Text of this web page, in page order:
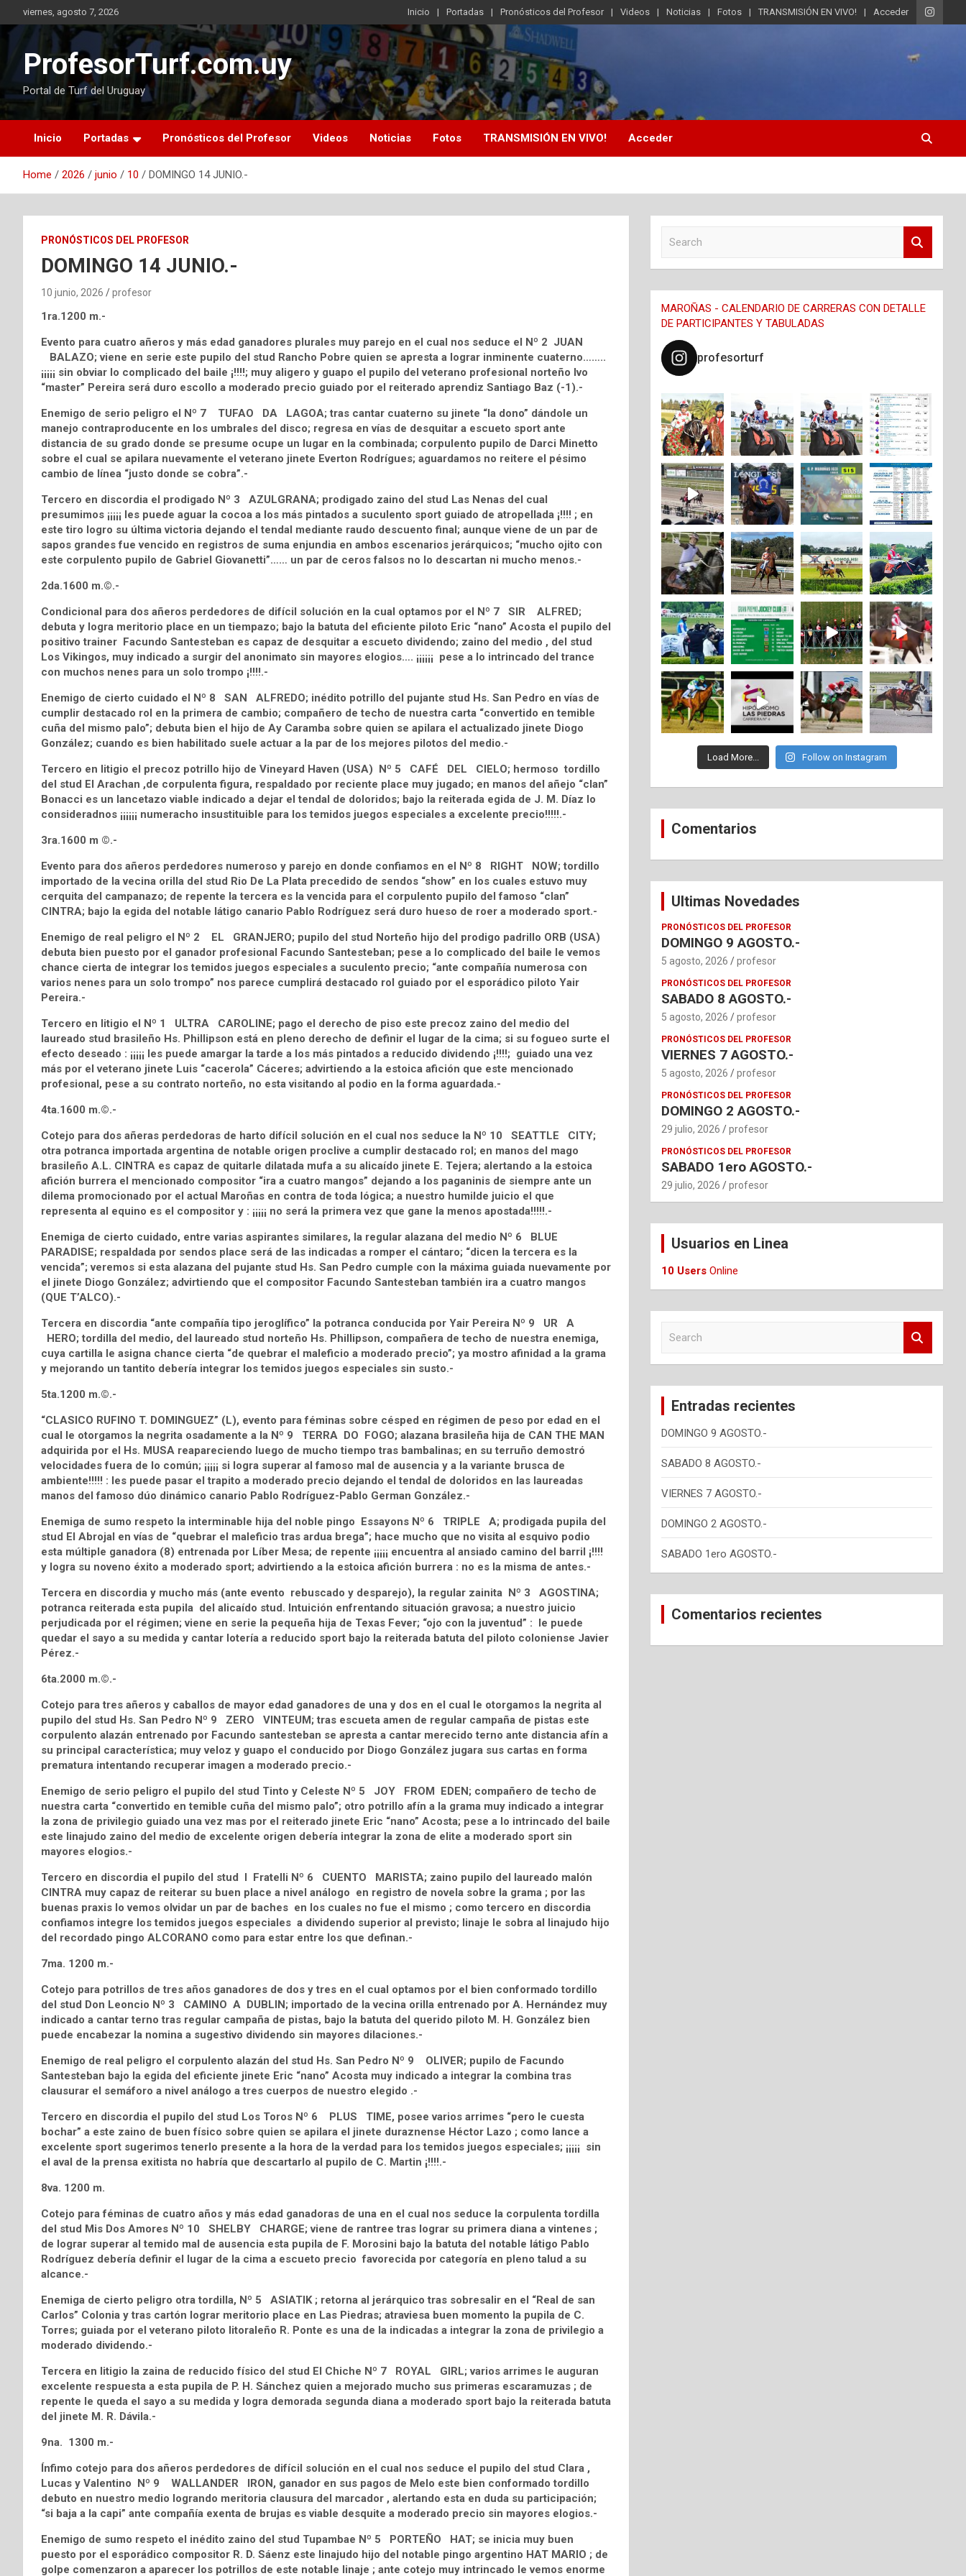
to
content
viernes, agosto 7, 2026 Inicio Portadas Pronósticos del Profesor Videos Noticias Fotos TRANSMISIÓN EN VIVO! Acceder
ProfesorTurf.com.uy
Portal de Turf del Uruguay
Inicio Portadas Pronósticos del Profesor Videos Noticias Fotos TRANSMISIÓN EN VIVO! Acceder
Home 2026 junio 10 DOMINGO 14 JUNIO.-
PRONÓSTICOS DEL PROFESOR
DOMINGO 14 JUNIO.-
10 junio, 2026 profesor
1ra.1200 m.-
Evento para cuatro añeros y más edad ganadores plurales muy parejo en el cual nos seduce el Nº 2 JUAN
BALAZO; viene en serie este pupilo del stud Rancho Pobre quien se apresta a lograr inminente cuaterno……..
¡¡¡¡¡ sin obviar lo complicado del baile ¡!!!!; muy aligero y guapo el pupilo del veterano profesional norteño Ivo
“master” Pereira será duro escollo a moderado precio guiado por el reiterado aprendiz Santiago Baz (-1).-
Enemigo de serio peligro el Nº 7 TUFAO DA LAGOA; tras cantar cuaterno su jinete “la dono” dándole un
manejo contraproducente en los umbrales del disco; regresa en vías de desquitar a escueto sport ante
distancia de su grado donde se presume ocupe un lugar en la combinada; corpulento pupilo de Darci Minetto
sobre el cual se apilara nuevamente el veterano jinete Everton Rodrígues; aguardamos no reitere el pésimo
cambio de línea “justo donde se cobra”.-
Tercero en discordia el prodigado Nº 3 AZULGRANA; prodigado zaino del stud Las Nenas del cual
presumimos ¡¡¡¡¡ les puede aguar la cocoa a los más pintados a suculento sport guiado de atropellada ¡!!!! ; en
este tiro logro su última victoria dejando el tendal mediante raudo descuento final; aunque viene de un par de
sapos grandes fue vencido en registros de suma enjundia en ambos escenarios jerárquicos; “mucho ojito con
este corpulento pupilo de Gabriel Giovanetti”…… un par de ceros falsos no lo descartan ni mucho menos.-
2da.1600 m.©.-
Condicional para dos añeros perdedores de difícil solución en la cual optamos por el Nº 7 SIR ALFRED;
debuta y logra meritorio place en un tiempazo; bajo la batuta del eficiente piloto Eric “nano” Acosta el pupilo del
positivo trainer Facundo Santesteban es capaz de desquitar a escueto dividendo; zaino del medio , del stud
Los Vikingos, muy indicado a surgir del anonimato sin mayores elogios…. ¡¡¡¡¡¡ pese a lo intrincado del trance
con muchos nenes para un solo trompo ¡!!!!.-
Enemigo de cierto cuidado el Nº 8 SAN ALFREDO; inédito potrillo del pujante stud Hs. San Pedro en vías de
cumplir destacado rol en la primera de cambio; compañero de techo de nuestra carta “convertido en temible
cuña del mismo palo”; debuta bien el hijo de Ay Caramba sobre quien se apilara el actualizado jinete Diogo
González; cuando es bien habilitado suele actuar a la par de los mejores pilotos del medio.-
Tercero en litigio el precoz potrillo hijo de Vineyard Haven (USA) Nº 5 CAFÉ DEL CIELO; hermoso tordillo
del stud El Arachan ,de corpulenta figura, respaldado por reciente place muy jugado; en manos del añejo “clan”
Bonacci es un lancetazo viable indicado a dejar el tendal de doloridos; bajo la reiterada egida de J. M. Díaz lo
consideradnos ¡¡¡¡¡¡ numeracho insustituible para los temidos juegos especiales a excelente precio!!!!!.-
3ra.1600 m ©.-
Evento para dos añeros perdedores numeroso y parejo en donde confiamos en el Nº 8 RIGHT NOW; tordillo
importado de la vecina orilla del stud Rio De La Plata precedido de sendos “show” en los cuales estuvo muy
cerquita del campanazo; de repente la tercera es la vencida para el corpulento pupilo del famoso “clan”
CINTRA; bajo la egida del notable látigo canario Pablo Rodríguez será duro hueso de roer a moderado sport.-
Enemigo de real peligro el Nº 2 EL GRANJERO; pupilo del stud Norteño hijo del prodigo padrillo ORB (USA)
debuta bien puesto por el ganador profesional Facundo Santesteban; pese a lo complicado del baile le vemos
chance cierta de integrar los temidos juegos especiales a suculento precio; “ante compañía numerosa con
varios nenes para un solo trompo” nos parece cumplirá destacado rol guiado por el esporádico piloto Yair
Pereira.-
Tercero en litigio el Nº 1 ULTRA CAROLINE; pago el derecho de piso este precoz zaino del medio del
laureado stud brasileño Hs. Phillipson está en pleno derecho de definir el lugar de la cima; si su fogueo surte el
efecto deseado : ¡¡¡¡¡ les puede amargar la tarde a los más pintados a reducido dividendo ¡!!!!; guiado una vez
más por el veterano jinete Luis “cacerola” Cáceres; advirtiendo a la estoica afición que este mencionado
profesional, pese a su contrato norteño, no esta visitando al podio en la forma aguardada.-
4ta.1600 m.©.-
Cotejo para dos añeras perdedoras de harto difícil solución en el cual nos seduce la Nº 10 SEATTLE CITY;
otra potranca importada argentina de notable origen proclive a cumplir destacado rol; en manos del mago
brasileño A.L. CINTRA es capaz de quitarle dilatada mufa a su alicaído jinete E. Tejera; alertando a la estoica
afición burrera el mencionado compositor “ira a cuatro mangos” dejando a los paganinis de siempre ante un
dilema promocionado por el actual Maroñas en contra de toda lógica; a nuestro humilde juicio el que
representa al equino es el compositor y : ¡¡¡¡¡ no será la primera vez que gane la menos apostada!!!!!.-
Enemiga de cierto cuidado, entre varias aspirantes similares, la regular alazana del medio Nº 6 BLUE
PARADISE; respaldada por sendos place será de las indicadas a romper el cántaro; “dicen la tercera es la
vencida”; veremos si esta alazana del pujante stud Hs. San Pedro cumple con la máxima guiada nuevamente por
el jinete Diogo González; advirtiendo que el compositor Facundo Santesteban también ira a cuatro mangos
(QUE T’ALCO).-
Tercera en discordia “ante compañía tipo jeroglífico” la potranca conducida por Yair Pereira Nº 9 UR A
HERO; tordilla del medio, del laureado stud norteño Hs. Phillipson, compañera de techo de nuestra enemiga,
cuya cartilla le asigna chance cierta “de quebrar el maleficio a moderado precio”; ya mostro afinidad a la grama
y mejorando un tantito debería integrar los temidos juegos especiales sin susto.-
5ta.1200 m.©.-
“CLASICO RUFINO T. DOMINGUEZ” (L), evento para féminas sobre césped en régimen de peso por edad en el
cual le otorgamos la negrita osadamente a la Nº 9 TERRA DO FOGO; alazana brasileña hija de CAN THE MAN
adquirida por el Hs. MUSA reapareciendo luego de mucho tiempo tras bambalinas; en su terruño demostró
velocidades fuera de lo común; ¡¡¡¡¡ si logra superar al famoso mal de ausencia y a la variante brusca de
ambiente!!!!! : les puede pasar el trapito a moderado precio dejando el tendal de doloridos en las laureadas
manos del famoso dúo dinámico canario Pablo Rodríguez-Pablo German González.-
Enemiga de sumo respeto la interminable hija del noble pingo Essayons Nº 6 TRIPLE A; prodigada pupila del
stud El Abrojal en vías de “quebrar el maleficio tras ardua brega”; hace mucho que no visita al esquivo podio
esta múltiple ganadora (8) entrenada por Líber Mesa; de repente ¡¡¡¡¡ encuentra al ansiado camino del barril ¡!!!!
y logra su noveno éxito a moderado sport; advirtiendo a la estoica afición burrera : no es la misma de antes.-
Tercera en discordia y mucho más (ante evento rebuscado y desparejo), la regular zainita Nº 3 AGOSTINA;
potranca reiterada esta pupila del alicaído stud. Intuición enfrentando situación gravosa; a nuestro juicio
perjudicada por el régimen; viene en serie la pequeña hija de Texas Fever; “ojo con la juventud” : le puede
quedar el sayo a su medida y cantar lotería a reducido sport bajo la reiterada batuta del piloto coloniense Javier
Pérez.-
6ta.2000 m.©.-
Cotejo para tres añeros y caballos de mayor edad ganadores de una y dos en el cual le otorgamos la negrita al
pupilo del stud Hs. San Pedro Nº 9 ZERO VINTEUM; tras escueta amen de regular campaña de pistas este
corpulento alazán entrenado por Facundo santesteban se apresta a cantar merecido terno ante distancia afín a
su principal característica; muy veloz y guapo el conducido por Diogo González jugara sus cartas en forma
prematura intentando recuperar imagen a moderado precio.-
Enemigo de serio peligro el pupilo del stud Tinto y Celeste Nº 5 JOY FROM EDEN; compañero de techo de
nuestra carta “convertido en temible cuña del mismo palo”; otro potrillo afín a la grama muy indicado a integrar
la zona de privilegio guiado una vez mas por el reiterado jinete Eric “nano” Acosta; pese a lo intrincado del baile
este linajudo zaino del medio de excelente origen debería integrar la zona de elite a moderado sport sin
mayores elogios.-
Tercero en discordia el pupilo del stud l Fratelli Nº 6 CUENTO MARISTA; zaino pupilo del laureado malón
CINTRA muy capaz de reiterar su buen place a nivel análogo en registro de novela sobre la grama ; por las
buenas praxis lo vemos olvidar un par de baches en los cuales no fue el mismo ; como tercero en discordia
confiamos integre los temidos juegos especiales a dividendo superior al previsto; linaje le sobra al linajudo hijo
del recordado pingo ALCORANO como para estar entre los que definan.-
7ma. 1200 m.-
Cotejo para potrillos de tres años ganadores de dos y tres en el cual optamos por el bien conformado tordillo
del stud Don Leoncio Nº 3 CAMINO A DUBLIN; importado de la vecina orilla entrenado por A. Hernández muy
indicado a cantar terno tras regular campaña de pistas, bajo la batuta del querido piloto M. H. González bien
puede encabezar la nomina a sugestivo dividendo sin mayores dilaciones.-
Enemigo de real peligro el corpulento alazán del stud Hs. San Pedro Nº 9 OLIVER; pupilo de Facundo
Santesteban bajo la egida del eficiente jinete Eric “nano” Acosta muy indicado a integrar la combina tras
clausurar el semáforo a nivel análogo a tres cuerpos de nuestro elegido .-
Tercero en discordia el pupilo del stud Los Toros Nº 6 PLUS TIME, posee varios arrimes “pero le cuesta
bochar” a este zaino de buen físico sobre quien se apilara el jinete duraznense Héctor Lazo ; como lance a
excelente sport sugerimos tenerlo presente a la hora de la verdad para los temidos juegos especiales; ¡¡¡¡¡ sin
el aval de la prensa exitista no habría que descartarlo al pupilo de C. Martin ¡!!!!.-
8va. 1200 m.
Cotejo para féminas de cuatro años y más edad ganadoras de una en el cual nos seduce la corpulenta tordilla
del stud Mis Dos Amores Nº 10 SHELBY CHARGE; viene de rantree tras lograr su primera diana a vintenes ;
de lograr superar al temido mal de ausencia esta pupila de F. Morosini bajo la batuta del notable látigo Pablo
Rodríguez debería definir el lugar de la cima a escueto precio favorecida por categoría en pleno talud a su
alcance.-
Enemiga de cierto peligro otra tordilla, Nº 5 ASIATIK ; retorna al jerárquico tras sobresalir en el “Real de san
Carlos” Colonia y tras cartón lograr meritorio place en Las Piedras; atraviesa buen momento la pupila de C.
Torres; guiada por el veterano piloto litoraleño R. Ponte es una de la indicadas a integrar la zona de privilegio a
moderado dividendo.-
Tercera en litigio la zaina de reducido físico del stud El Chiche Nº 7 ROYAL GIRL; varios arrimes le auguran
excelente respuesta a esta pupila de P. H. Sánchez quien a mejorado mucho sus primeras escaramuzas ; de
repente le queda el sayo a su medida y logra demorada segunda diana a moderado sport bajo la reiterada batuta
del jinete M. R. Dávila.-
9na. 1300 m.-
Ínfimo cotejo para dos añeros perdedores de difícil solución en el cual nos seduce el pupilo del stud Clara ,
Lucas y Valentino Nº 9 WALLANDER IRON, ganador en sus pagos de Melo este bien conformado tordillo
debuto en nuestro medio logrando meritoria clausura del marcador , alertando esta en duda su participación;
“si baja a la capi” ante compañía exenta de brujas es viable desquite a moderado precio sin mayores elogios.-
Enemigo de sumo respeto el inédito zaino del stud Tupambae Nº 5 PORTEÑO HAT; se inicia muy buen
puesto por el esporádico compositor R. D. Sáenz este linajudo hijo del notable pingo argentino HAT MARIO ; de
golpe comenzaron a aparecer los potrillos de este notable linaje ; ante cotejo muy intrincado le vemos enorme
c
h
MAROÑAS - CALENDARIO DE CARRERAS CON DETALLE
DE PARTICIPANTES Y TABULADAS
profesorturf
Load More... Follow on Instagram
Comentarios
Ultimas Novedades
PRONÓSTICOS DEL PROFESOR
DOMINGO 9 AGOSTO.-
5 agosto, 2026 profesor
PRONÓSTICOS DEL PROFESOR
SABADO 8 AGOSTO.-
5 agosto, 2026 profesor
PRONÓSTICOS DEL PROFESOR
VIERNES 7 AGOSTO.-
5 agosto, 2026 profesor
PRONÓSTICOS DEL PROFESOR
DOMINGO 2 AGOSTO.-
29 julio, 2026 profesor
PRONÓSTICOS DEL PROFESOR
SABADO 1ero AGOSTO.-
29 julio, 2026 profesor
Usuarios en Linea
10 Users Online
c
Entradas recientes
DOMINGO 9 AGOSTO.-
SABADO 8 AGOSTO.-
VIERNES 7 AGOSTO.-
DOMINGO 2 AGOSTO.-
SABADO 1ero AGOSTO.-
Comentarios recientes